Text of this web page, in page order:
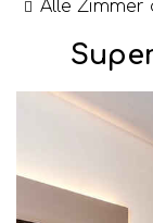
Alle Zimmer